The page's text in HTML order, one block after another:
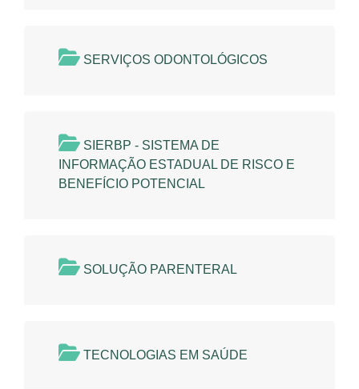
SERVIÇOS ODONTOLÓGICOS
SIERBP - SISTEMA DE
INFORMAÇÃO ESTADUAL DE RISCO E
BENEFÍCIO POTENCIAL
SOLUÇÃO PARENTERAL
TECNOLOGIAS EM SAÚDE